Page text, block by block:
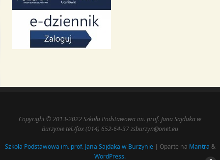
Copyright © 2013-2022 Szkoła Podstawowa im. prof. Jana Sajdaka w
Burzynie tel./fax (014) 652-64-37 zsburzyn@onet.eu
Szkoła Podstawowa im. prof. Jana Sajdaka w Burzynie| Oparte na Mantra &
WordPress.